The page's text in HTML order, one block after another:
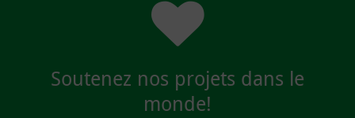
Soutenez nos projets dans le
monde!